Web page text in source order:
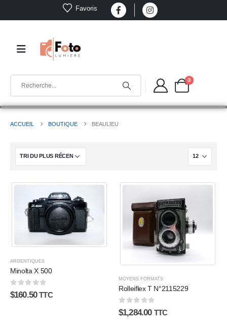
Favoris
0
ACCUEIL BOUTIQUE BEAULIEU
ARGENTIQUES
Minolta X 500
0sur 5
$160.50 TTC
MOYENS FORMATS
Rolleiflex T N°2115229
0sur 5
$1,284.00 TTC